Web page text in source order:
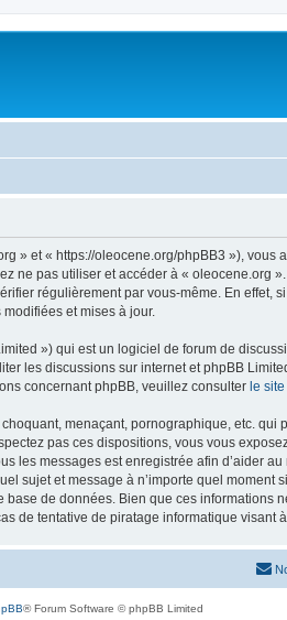
» et « https://oleocene.org/phpBB3 »), vous
ne pas utiliser et accéder à « oleocene.org
régulièrement par vous-même. En effet,
et mises à jour.
») qui est un logiciel de forum de
les discussions sur internet et phpBB
concernant phpBB, veuillez consulter le
menaçant, pornographique, etc.
pas ces dispositions, vous vous
les messages est enregistrée afin d’aider
sujet et message à n’importe quel moment
de données. Bien que ces informations
de tentative de piratage informatique visant
® Forum Software © phpBB Limited